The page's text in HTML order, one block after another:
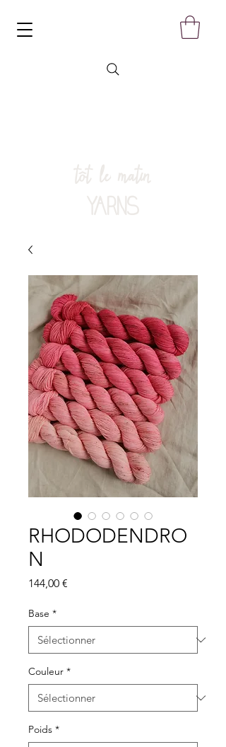
tôt le matin
YARNS
RHODODENDRO
N
144,00 €
Base *
Couleur *
Poids *